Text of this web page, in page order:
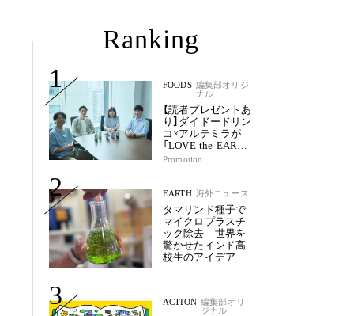
Ranking
1
FOODS 編集部オリジ
ナル
【読者プレゼントあ
り】ダイドードリン
コ×アルテミラが
「LOVE the EARTH
シリーズ」で目指す
Promotion
2 EARTH 海外ニュース
タマリンド種子で
マイクロプラスチ
ック除去 世界を
驚かせたインド高
校生のアイデア
3 ACTION 編集部オリ
ジナル